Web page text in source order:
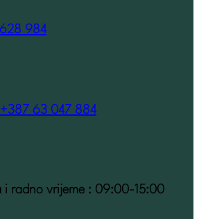
628 984
63 047 884
i radno vrijeme : 09:00-15:00